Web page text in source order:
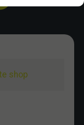
shop